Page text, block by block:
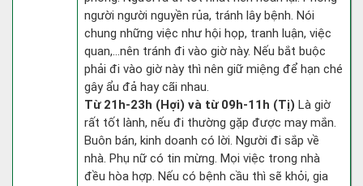
người người nguyền rủa, tránh lây bệnh. Nói
chung những việc như hội họp, tranh luận, việc
quan,…nên tránh đi vào giờ này. Nếu bắt buộc
phải đi vào giờ này thì nên giữ miệng để hạn ché
gây ẩu đả hay cãi nhau.
Từ 21h-23h (Hợi) và từ 09h-11h (Tị) Là giờ
rất tốt lành, nếu đi thường gặp được may mắn.
Buôn bán, kinh doanh có lời. Người đi sắp về
nhà. Phụ nữ có tin mừng. Mọi việc trong nhà
đều hòa hợp. Nếu có bệnh cầu thì sẽ khỏi, gia